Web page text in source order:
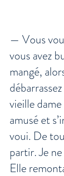
— Vous
vous avez
mangé,
vieille
amusé et
voui. De
partir. Je
Elle